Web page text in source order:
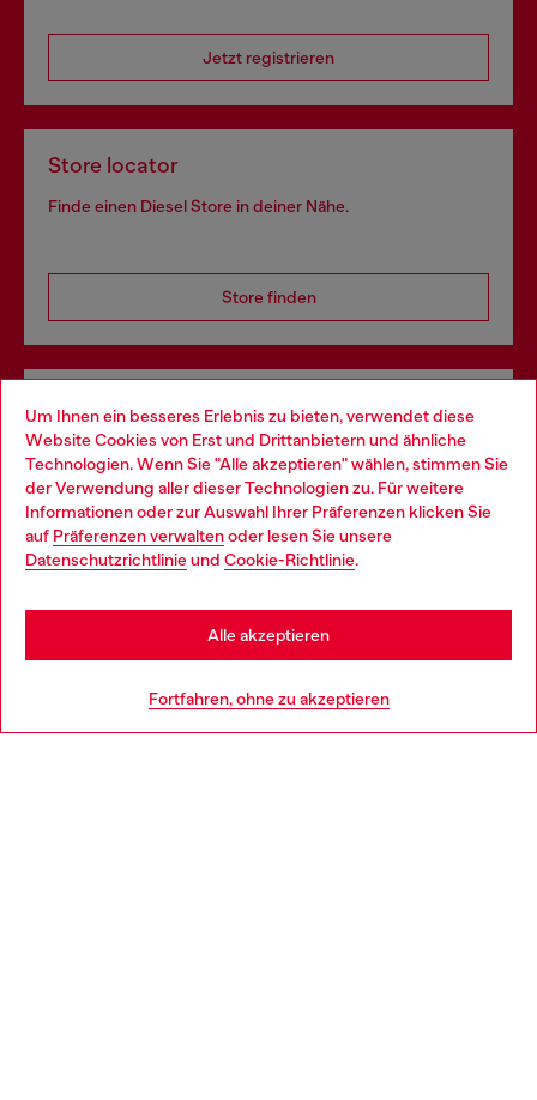
Um Ihnen ein besseres Erlebnis zu bieten, verwendet diese
Website Cookies von Erst und Drittanbietern und ähnliche
Technologien. Wenn Sie "Alle akzeptieren" wählen, stimmen Sie
der Verwendung aller dieser Technologien zu. Für weitere
Informationen oder zur Auswahl Ihrer Präferenzen klicken Sie
auf Präferenzen verwaltenoder lesen Sie unsere
Datenschutzrichtlinieund Cookie-Richtlinie.
Fortfahren, ohne zu akzeptieren
Alle akzeptieren
Jetzt registrieren
Store locator
Finde einen Diesel Store in deiner Nähe.
Store finden
Omnichannel-Services
Entdecke unser gesamtes Service-Angebot, online und
im Store.
Mehr erfahren
Choose your location
You are currently browsing Deutschland website, but it seems
you may be based in United States